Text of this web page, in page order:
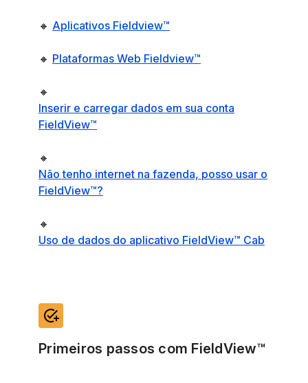
🔸 Aplicativos Fieldview™
🔸 Plataformas Web Fieldview™
🔸
Inserir e carregar dados em sua conta
FieldView™
🔸
Não tenho internet na fazenda, posso usar o
FieldView™?
🔸
Uso de dados do aplicativo FieldView™ Cab
add_task
Primeiros passos com FieldView™